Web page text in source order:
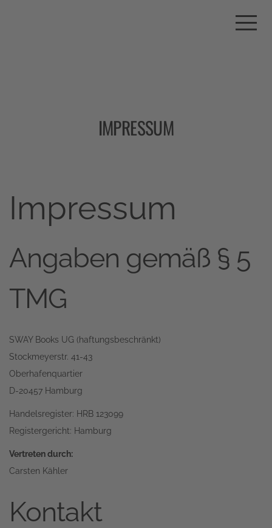
IMPRESSUM
Impressum
Angaben gemäß § 5
TMG
SWAY Books UG (haftungsbeschränkt)
Stockmeyerstr. 41-43
Oberhafenquartier
D-20457 Hamburg
Handelsregister: HRB 123099
Registergericht: Hamburg
Vertreten durch:
Carsten Kähler
Kontakt